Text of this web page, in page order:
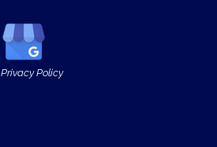
Privacy Policy